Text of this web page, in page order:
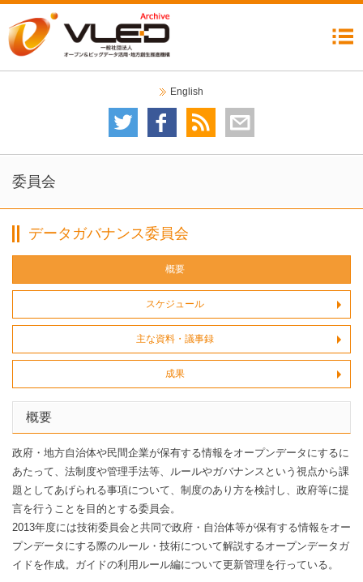
English
データガバナンス委員会
2020オープンデータシティ推進委員会
委員会
データガバナンス委員会
概要
スケジュール
主な資料・議事録
成果
概要
政府・地方自治体や民間企業が保有する情報をオープンデータにするに
あたって、法制度や管理手法等、ルールやガバナンスという視点から課
題としてあげられる事項について、制度のあり方を検討し、政府等に提
言を行うことを目的とする委員会。
2013年度には技術委員会と共同で政府・自治体等が保有する情報をオー
プンデータにする際のルール・技術について解説するオープンデータガ
イドを作成。ガイドの利用ルール編について更新管理を行っている。